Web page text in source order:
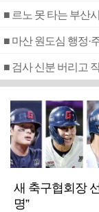
■ 르노 못 타는 부산
■ 마산 원도심 행정·
새 축구협회장
명”